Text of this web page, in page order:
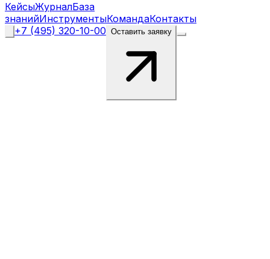
КейсыЖурналБаза
знанийИнструментыКомандаКонтакты
+7 (495) 320-10-00 Оставить заявку